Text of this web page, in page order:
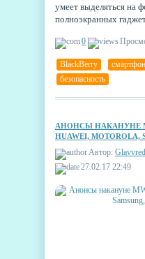
умеет выделяться на
полноэкранных
новшествами.
0
BlackBerry
безопасность
АНОНСЫ НАКАНУНЕ
HUAWEI, MOTOROLA,
Автор: Glavvred
27.02.17 22:49